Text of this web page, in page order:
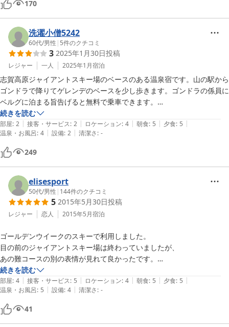
サービス：以前にスキー場の設備関係の方が止まっていた時にお昼ごは
んの弁当を作っていただいていた。志賀高原のグリーンシーズンでは食
事処は少ないのでハイキングされる方は事前に予約すれば対応してくだ
さると思います。よっぽど忙しくなければ、このエリアでは非常に貴重
だと思います。また、今回10日間天気予報が外れ１日雨の日があった
が、家に本を忘れてしまった。宿で小説を貸してほしいと無茶なお願い
に板長の個人の蔵書の中から貸していただいた。
コスパ最高：コメントでコスパがいいと書かれていることが多い宿で
す。都会で寝返り打つと落ちそうなシングルで8000や10000円　こち
らの夕飯はレストランで頼んだら8000円以上取られても十分な納得で
きる。広い和室に源泉かけ流しの天然温泉・朝食これでこの料金は非常
にリーズナブルだと思います。
・悪いところ
設備：志賀高原の宿共通してるが、やはり設備は古い（掃除はきれいに
されています。）
特に温泉にアクセスする階段：２０段ちょっとの階段がある点とその階
段のカーペットが古く汚く感じる
170
洗濯小僧5242
60代/男性 | 5件のクチコミ
3 2025年1月30日投稿
レジャー 一人 2025年1月宿泊
志賀高原ジャイアントスキー場のベースのある温泉宿です。山の駅から
ゴンドラで降りてゲレンデのベースを少し歩きます。ゴンドラの係員に
ベルグに泊まる旨告げると無料で乗車できます。
食事について　食事は美味しい。特に自家製の野沢菜は絶品です。
部屋について　暖房に難点がある。室温が下がると自動的にスイッチが
入り温風が出るタイプ。その稼働音で目が覚める。部屋の電話機のボタ
ンがいくつか反応せず、フロントに行くはめになった。ティッシュボッ
クスが無かったので、食事が終わった際に告げると食堂においてあった
ボックスを渡された。
風呂について　硫黄の匂いがする温泉らしい泉質で気持ちがいい。脱衣
室はリニューアルが必要だと思う。
総括すると、温泉と食事さえ良ければほかの事は気にしないという方に
続きを読む
部屋: 2 | 接客・サービス: 2 | ロケーション: 4 | 朝食: 5 | 夕食: 5 |
温泉・お風呂: 4 | 設備: 2 | 清潔さ: -
249
elisesport
50代/男性 | 144件のクチコミ
5 2015年5月30日投稿
レジャー 恋人 2015年5月宿泊
ゴールデンウイークのスキーで利用しました。
目の前のジャイアントスキー場は終わっていましたが、
あの難コースの別の表情が見れて良かったです。
温泉も良く、食事もコスパ高い。
続きを読む
部屋: 4 | 接客・サービス: 5 | ロケーション: 4 | 朝食: 5 | 夕食: 5 |
温泉・お風呂: 5 | 設備: 4 | 清潔さ: -
41